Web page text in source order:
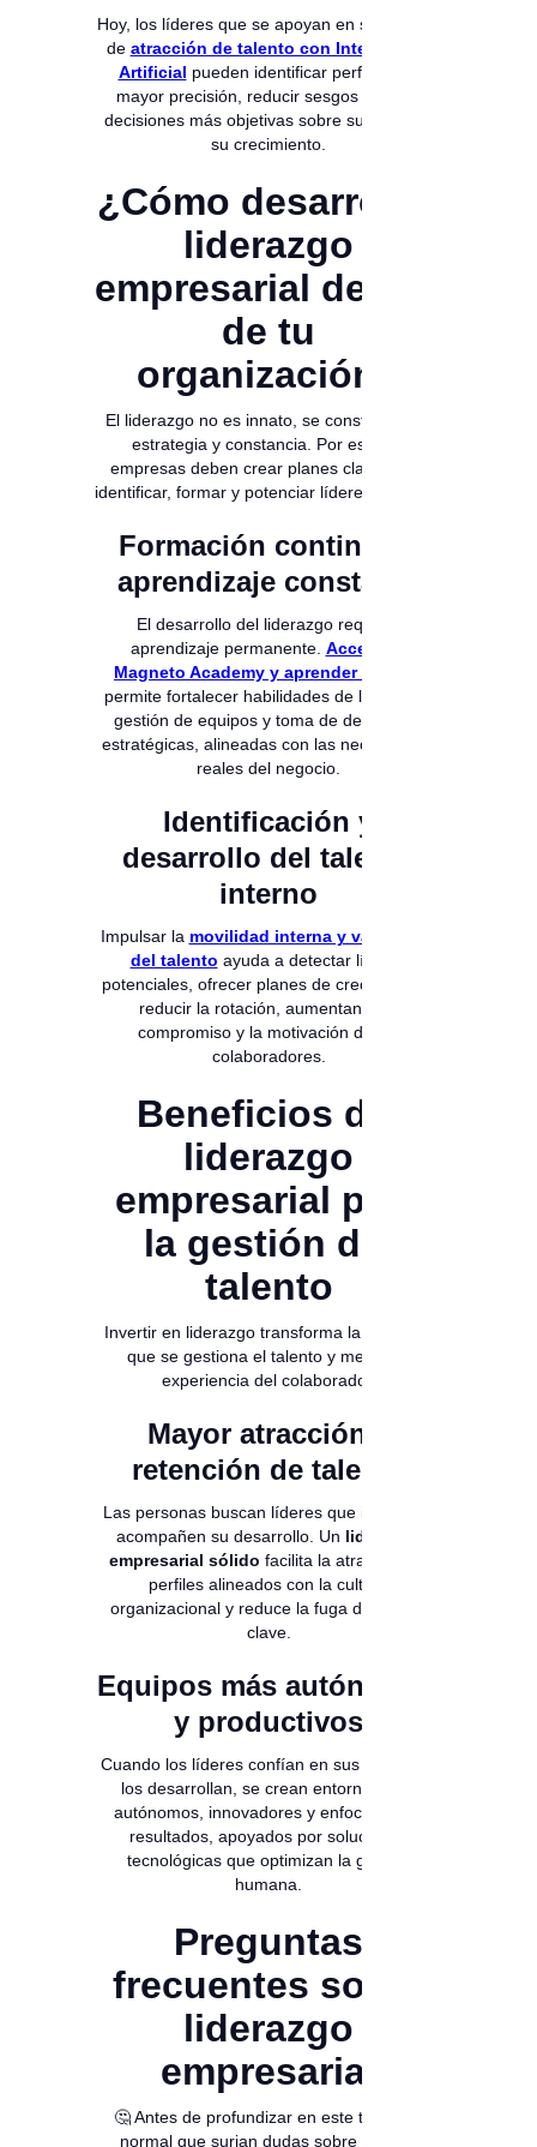
Hoy, los líderes que se apoyan en soluciones
de atracción de talento con Inteligencia
Artificial pueden identificar perfiles con
mayor precisión, reducir sesgos y tomar
decisiones más objetivas sobre su equipo y
su crecimiento.
¿Cómo desarrollar
liderazgo
empresarial dentro
de tu
organización?
El liderazgo no es innato, se construye con
estrategia y constancia. Por eso, las
empresas deben crear planes claros para
identificar, formar y potenciar líderes internos.
Formación continua y
aprendizaje constante
El desarrollo del liderazgo requiere
aprendizaje permanente. Acceder a
Magneto Academy y aprender a diario
permite fortalecer habilidades de liderazgo,
gestión de equipos y toma de decisiones
estratégicas, alineadas con las necesidades
reales del negocio.
Identificación y
desarrollo del talento
interno
Impulsar la movilidad interna y valoración
del talento ayuda a detectar líderes
potenciales, ofrecer planes de crecimiento y
reducir la rotación, aumentando el
compromiso y la motivación de los
colaboradores.
Beneficios del
liderazgo
empresarial para
la gestión del
talento
Invertir en liderazgo transforma la forma en
que se gestiona el talento y mejora la
experiencia del colaborador.
Mayor atracción y
retención de talento
Las personas buscan líderes que inspiren y
acompañen su desarrollo. Un liderazgo
empresarial sólido facilita la atracción de
perfiles alineados con la cultura
organizacional y reduce la fuga de talento
clave.
Equipos más autónomos
y productivos
Cuando los líderes confían en sus equipos y
los desarrollan, se crean entornos más
autónomos, innovadores y enfocados en
resultados, apoyados por soluciones
tecnológicas que optimizan la gestión
humana.
Preguntas
frecuentes sobre
liderazgo
empresarial
🤔 Antes de profundizar en este tema, es
normal que surjan dudas sobre